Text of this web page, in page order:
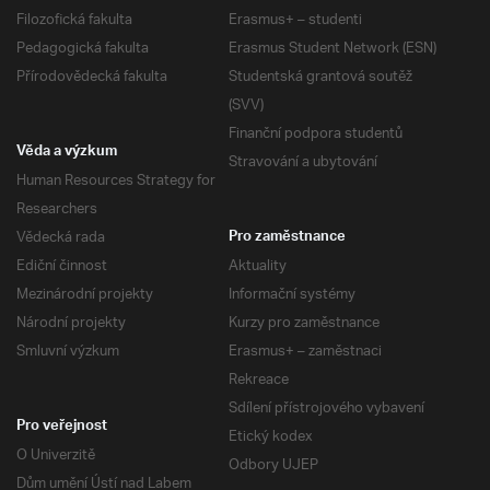
Filozofická fakulta
Pedagogická fakulta
Přírodovědecká fakulta
Erasmus+ – studenti
Erasmus Student Network (ESN)
Studentská grantová soutěž
(SVV)
Finanční podpora studentů
Stravování a ubytování
Věda a výzkum
Human Resources Strategy for
Researchers
Vědecká rada
Ediční činnost
Mezinárodní projekty
Národní projekty
Smluvní výzkum
Pro zaměstnance
Aktuality
Informační systémy
Kurzy pro zaměstnance
Erasmus+ – zaměstnaci
Rekreace
Sdílení přístrojového vybavení
Etický kodex
Odbory UJEP
Pro veřejnost
O Univerzitě